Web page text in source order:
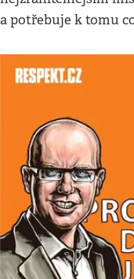
a potřebuje k tomu